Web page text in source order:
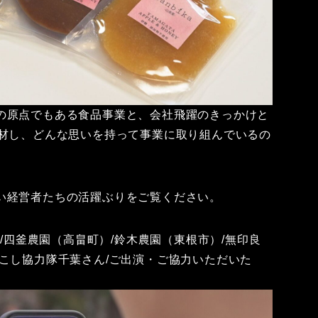
点でもある食品事業と、会社飛躍のきっかけと
し、どんな思いを持って事業に取り組んでいるの
営者たちの活躍ぶりをご覧ください。
釜農園（高畠町）/鈴木農園（東根市）/無印良
し協力隊千葉さん/ご出演・ご協力いただいた